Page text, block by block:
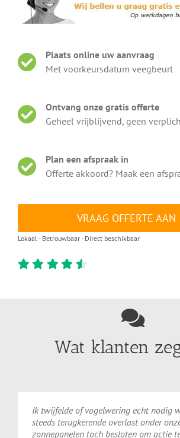
Plaats online uw aanvraag
Met voorkeursdatum veegbeurt
Ontvang onze gratis offerte
Geheel vrijblijvend, geen
Plan een afspraak in
Offerte akkoord? Maak een
VRAAG OFFERTE AAN
Lokaal - Betrouwbaar - Direct beschikbaar
Wat klanten
Ik twijfelde of vogelwering echt nodig
steeds terugkerende overlast onder
zonnepanelen toch besloten om actie